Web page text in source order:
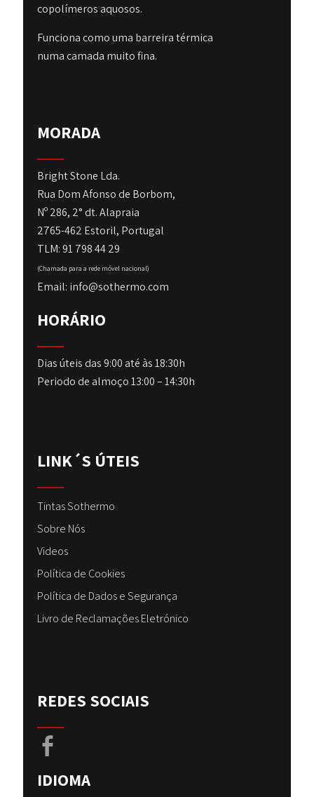
copolímeros aquosos.
Funciona como uma barreira térmica
numa camada muito fina.
MORADA
Bright Stone Lda.
Rua Dom Afonso de Borbom,
Nº 286, 2° dt. Alapraia
2765-462 Estoril, Portugal
TLM: 91 798 44 29
(Chamada para a rede móvel nacional)
Email: info@sothermo.com
HORÁRIO
Dias úteis das 9:00 até às 18:30h
Periodo de almoço 13:00 – 14:30h
LINK´S ÚTEIS
Tintas Sothermo
Sobre Nós
Videos
Política de Cookies
Política de Dados e Segurança
Livro de Reclamações Eletrónico
REDES SOCIAIS
IDIOMA